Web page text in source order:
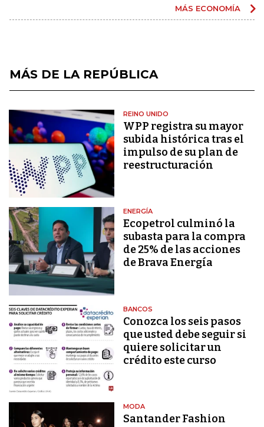
MÁS ECONOMÍA
MÁS DE LA REPÚBLICA
REINO UNIDO
WPP registra su mayor
subida histórica tras el
impulso de su plan de
reestructuración
ENERGÍA
Ecopetrol culminó la
subasta para la compra
de 25% de las acciones
de Brava Energía
BANCOS
Conozca los seis pasos
que usted debe seguir si
quiere solicitar un
crédito este curso
MODA
Santander Fashion